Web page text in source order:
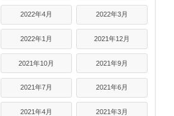
2022年4月 2022年3月
2022年1月 2021年12月
2021年10月 2021年9月
2021年7月 2021年6月
2021年4月 2021年3月